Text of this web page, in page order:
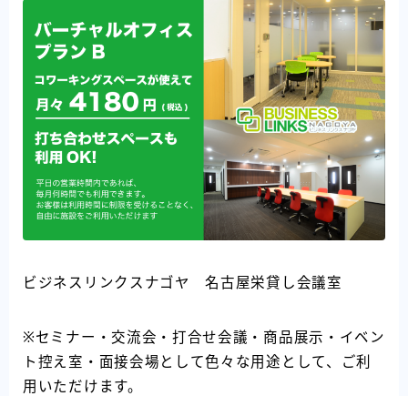
ビジネスリンクスナゴヤ 名古屋栄貸し会議室
※セミナー・交流会・打合せ会議・商品展示・イベン
ト控え室・面接会場として色々な用途として、ご利
用いただけます。